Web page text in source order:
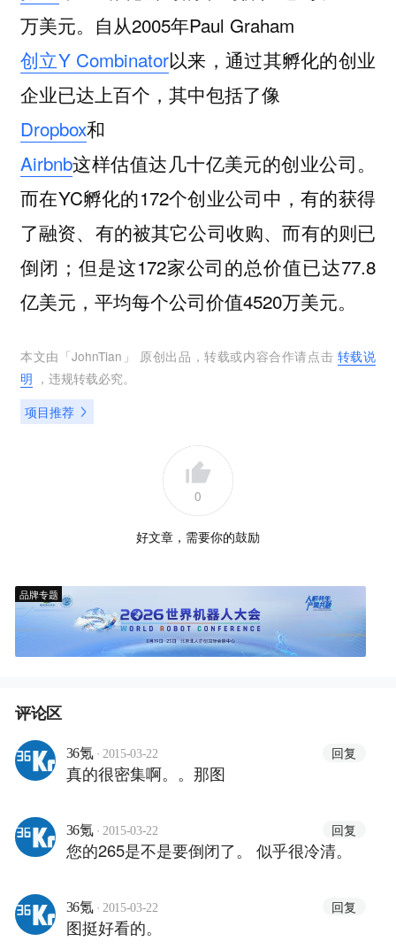
万美元。自从2005年Paul Graham
创立Y Combinator以来，通过其孵化的创业
企业已达上百个，其中包括了像
Dropbox和
Airbnb这样估值达几十亿美元的创业公司。
而在YC孵化的172个创业公司中，有的获得
了融资、有的被其它公司收购、而有的则已
倒闭；但是这172家公司的总价值已达77.8
亿美元，平均每个公司价值4520万美元。
本文由「JohnTian 」 原创出品，转载或内容合作请点击 转载说
明 ，违规转载必究。
项目推荐
0
好文章，需要你的鼓励
品牌专题
评论区
36氪 · 2015-03-22 回复
真的很密集啊。。那图
36氪 · 2015-03-22 回复
您的265是不是要倒闭了。 似乎很冷清。
36氪 · 2015-03-22 回复
图挺好看的。